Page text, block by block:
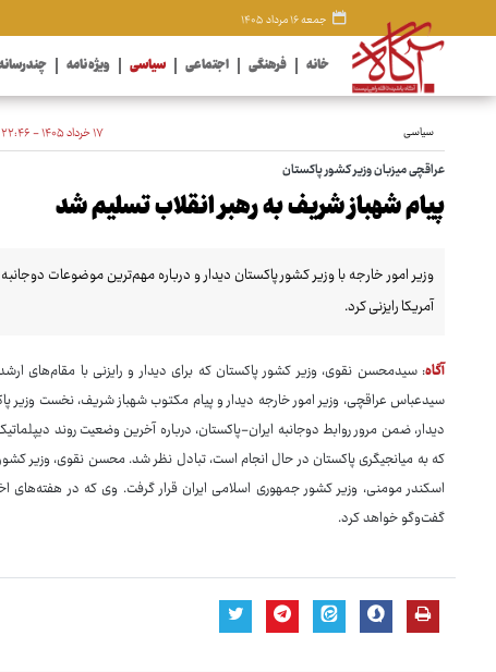
جمعه ۱۶ مرداد ۱۴۰۵
خانه فرهنگی اجتماعی سیاسی ویژه نامه
سیاسی ۱۷ خرداد ۱۴۰۵ - ۲۲:۴۶
عراقچی میزبان وزیر کشور پاکستان
پیام شهباز شریف به رهبر انقلاب تسلیم شد
وزیر امور خارجه با وزیر کشور پاکستان دیدار و درباره مهم‌ترین موضوعات
آمریکا رایزنی کرد.
آگاه
سیدعباس عراقچی، وزیر امور خارجه دیدار و پیام مکتوب شهباز شریف، نخست وزیر
دیدار، ضمن مرور روابط دوجانبه ایران-پاکستان، درباره آخرین وضعیت روند
که به میانجیگری پاکستان در حال انجام است، تبادل نظر شد. محسن نقوی، وزیر
اسکندر مومنی، وزیر کشور جمهوری اسلامی ایران قرار گرفت. وی که در هفته‌های
گفت‌وگو خواهد کرد.